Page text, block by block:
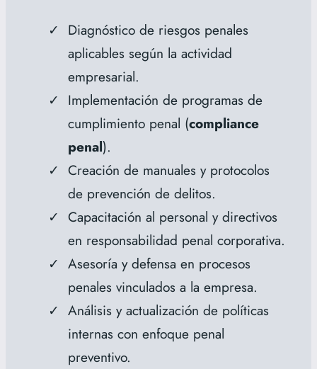
Diagnóstico de riesgos penales
aplicables según la actividad
empresarial.
Implementación de programas de
cumplimiento penal (compliance
penal).
Creación de manuales y protocolos
de prevención de delitos.
Capacitación al personal y directivos
en responsabilidad penal corporativa.
Asesoría y defensa en procesos
penales vinculados a la empresa.
Análisis y actualización de políticas
internas con enfoque penal
preventivo.